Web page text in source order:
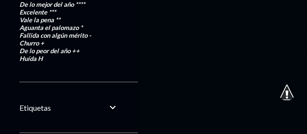
De lo mejor del año ****
Excelente***
Vale la pena **
Aguanta el palomazo *
Fallida con algún mérito-
Churro+
De lo peor del año++
HuídaH
Etiquetas